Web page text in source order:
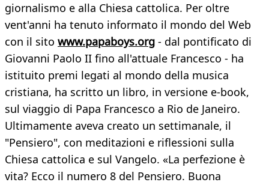
giornalismo e alla Chiesa cattolica. Per oltre
vent'anni ha tenuto informato il mondo del Web
con il sito www.papaboys.org - dal pontificato di
Giovanni Paolo II fino all'attuale Francesco - ha
istituito premi legati al mondo della musica
cristiana, ha scritto un libro, in versione e-book,
sul viaggio di Papa Francesco a Rio de Janeiro.
Ultimamente aveva creato un settimanale, il
"Pensiero", con meditazioni e riflessioni sulla
Chiesa cattolica e sul Vangelo. «La perfezione è
vita? Ecco il numero 8 del Pensiero. Buona